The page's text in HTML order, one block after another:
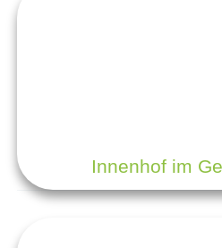
Innenhof im